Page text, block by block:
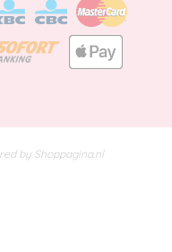
by Shoppagina.nl